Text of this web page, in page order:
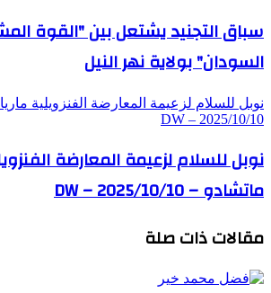
سباق التجنيد يشتعل بين "القوة
السودان" بولاية نهر النيل
نوبل للسلام لزعيمة المعارضة الفنزويلية
DW – 2025/10/10
نوبل للسلام لزعيمة المعارضة
ماتشادو – DW – 2025/10/10
مقالات ذات صلة